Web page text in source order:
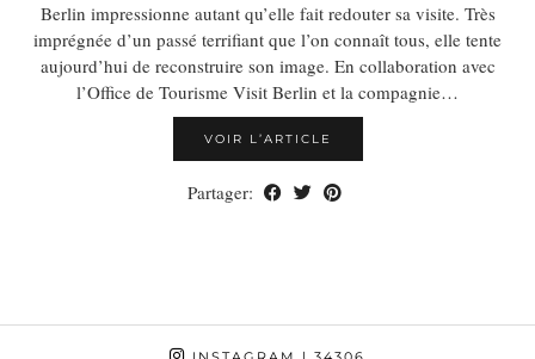
Berlin impressionne autant qu’elle fait redouter sa visite. Très
imprégnée d’un passé terrifiant que l’on connaît tous, elle tente
aujourd’hui de reconstruire son image. En collaboration avec
l’Office de Tourisme Visit Berlin et la compagnie…
VOIR L’ARTICLE
Partager: